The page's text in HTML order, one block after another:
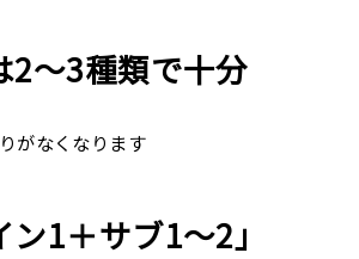
2〜3種類で十分
がなくなります
1＋サブ1〜2」